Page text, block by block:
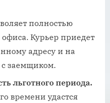
полностью
офиса. Курьер приедет
адресу и на
заемщиком.
льготного периода.
времени удастся